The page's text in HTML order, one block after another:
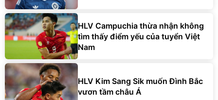
HLV Campuchia thừa nhận không
tìm thấy điểm yếu của tuyển Việt
Nam
HLV Kim Sang Sik muốn Đình Bắc
vươn tầm châu Á